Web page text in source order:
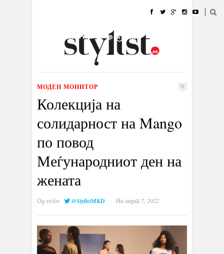
УБАВИНА
КУЛТУРА @РАБОТА
ИЗЛОГ
МОДЕН МОНИТОР 0
Колекција на
солидарност на Mango
по повод
Меѓународниот ден на
жената
Одstylist @StylistMKD · На март 7, 2022